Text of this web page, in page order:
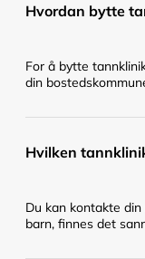
Hvordan bytte
For å bytte
din
Hvilken
Du kan kontakte
barn, finnes det